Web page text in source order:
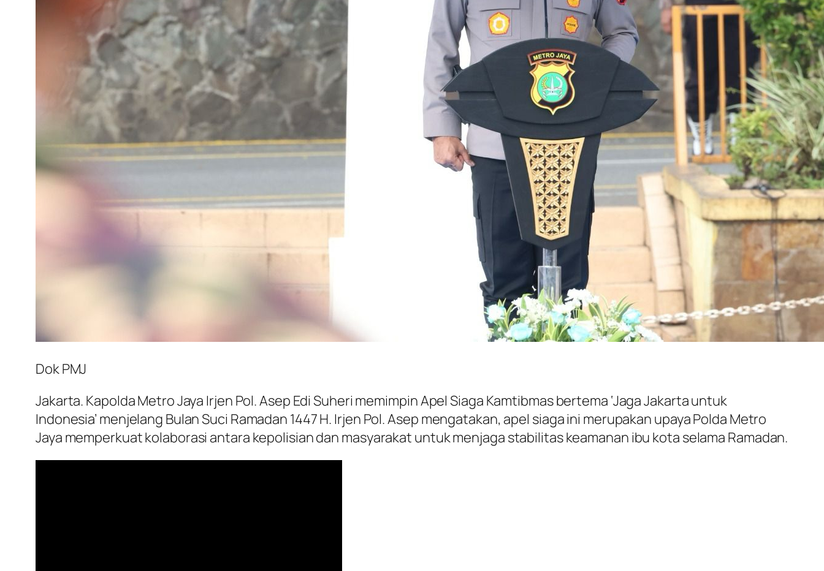
Dok PMJ
Jakarta. Kapolda Metro Jaya Irjen Pol. Asep Edi Suheri memimpin Apel Siaga Kamtibmas bertema ‘Jaga Jakarta untuk
Indonesia’ menjelang Bulan Suci Ramadan 1447 H. Irjen Pol. Asep mengatakan, apel siaga ini merupakan upaya Polda Metro
Jaya memperkuat kolaborasi antara kepolisian dan masyarakat untuk menjaga stabilitas keamanan ibu kota selama Ramadan.